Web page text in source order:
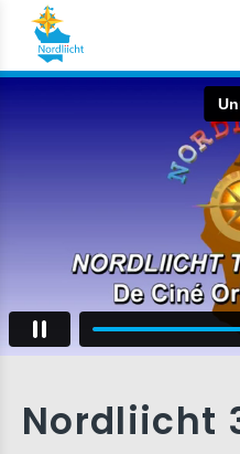
Nordliicht